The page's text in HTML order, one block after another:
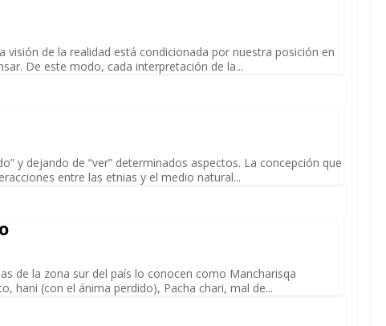
de la realidad está condicionada por nuestra posición en
De este modo, cada interpretación de la...
y dejando de “ver” determinados aspectos. La concepción que
entre las etnias y el medio natural...
de la zona sur del país lo conocen como Mancharisqa
hani (con el ánima perdido), Pacha chari, mal de...